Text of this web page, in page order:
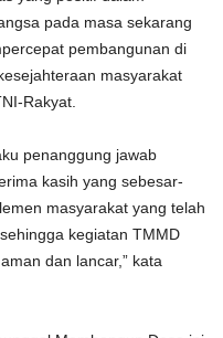
pada masa sekarang
pembangunan di
masyarakat
Rakyat.
penanggung jawab
kasih yang sebesar-
masyarakat yang telah
kegiatan TMMD
dan lancar,” kata